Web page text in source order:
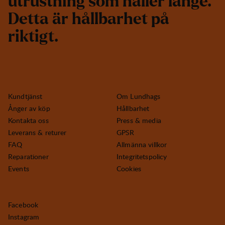
Detta är hållbarhet på
riktigt.
Kundtjänst
Ånger av köp
Kontakta oss
Leverans & returer
FAQ
Reparationer
Events
Om Lundhags
Hållbarhet
Press & media
GPSR
Allmänna villkor
Integritetspolicy
Cookies
Facebook
Instagram